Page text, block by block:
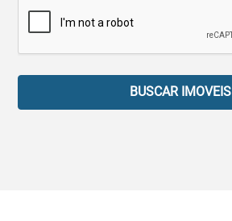
BUSCAR IMOVEIS